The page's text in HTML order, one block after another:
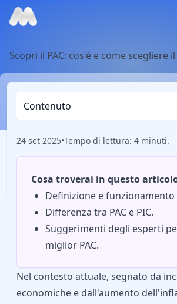
Scopri il PAC: cos'è e come scegliere
Contenuto
24 set 2025•Tempo di lettura: 4 minuti.
Cosa troverai in questo
Definizione e funzionamento
Differenza tra PAC e PIC.
Suggerimenti degli esperti
miglior PAC.
Nel contesto attuale, segnato da
economiche e dall'aumento